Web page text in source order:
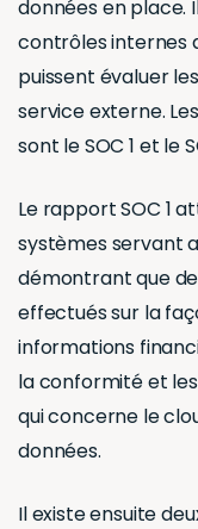
données en place.
contrôles internes
puissent évaluer
service externe.
sont le SOC 1 et le
Le rapport SOC 1
systèmes servant
démontrant que
effectués sur la
informations
la conformité et
qui concerne le
données.
Il existe ensuite